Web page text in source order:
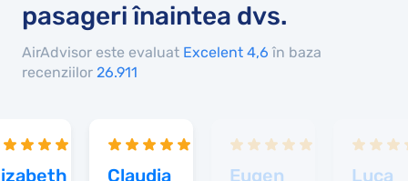
pasageri înaintea dvs.
AirAdvisor este evaluat Excelent 4,6 în baza
recenziilor 26.911
Claudia
Eugen
Luca